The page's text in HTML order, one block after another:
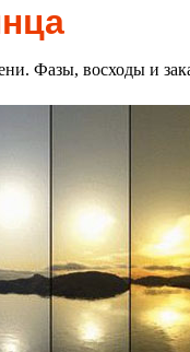
Фазы, восходы и